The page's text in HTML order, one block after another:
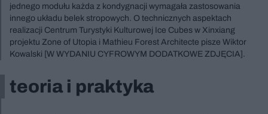
jednego modułu każda z kondygnacji wymagała zastosowania
innego układu belek stropowych. O technicznych aspektach
realizacji Centrum Turystyki Kulturowej Ice Cubes w Xinxiang
projektu Zone of Utopia i Mathieu Forest Architecte pisze Wiktor
Kowalski [W WYDANIU CYFROWYM DODATKOWE ZDJĘCIA].
teoria i praktyka